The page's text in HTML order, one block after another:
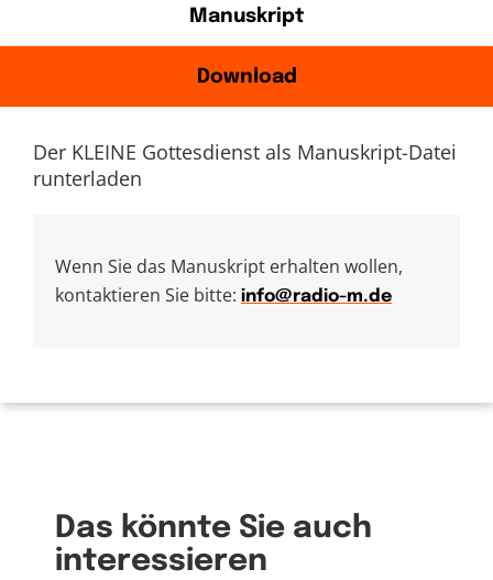
Manuskript
Download
Der KLEINE Gottesdienst als Manuskript-Datei
runterladen
Wenn Sie das Manuskript erhalten wollen,
kontaktieren Sie bitte: info@radio-m.de
Das könnte Sie auch
interessieren